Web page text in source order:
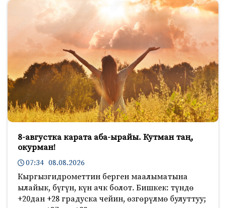
8-августка карата аба-ырайы. Кутман таң,
окурман!
07:34 08.08.2026
Кыргызгидрометтин берген маалыматына
ылайык, бүгүн, күн ачк болот. Бишкек: түндө
+20дан +28 градуска чейин, өзгөрүлмө булуттуу;